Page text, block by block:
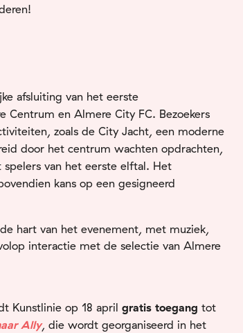
afsluiting van het eerste
Centrum en Almere City FC. Bezoekers
zoals de City Jacht, een moderne
door het centrum wachten opdrachten,
van het eerste elftal. Het
kans op een gesigneerd
hart van het evenement, met muziek,
interactie met de selectie van Almere
Kunstlinie op 18 april gratis toegang tot
Ally, die wordt georganiseerd in het